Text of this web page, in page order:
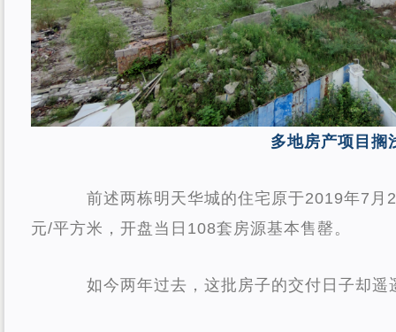
多地房产项目搁
前述两栋明天华城的住宅原于2019年7月
元/平方米，开盘当日108套房源基本售罄。
如今两年过去，这批房子的交付日子却遥